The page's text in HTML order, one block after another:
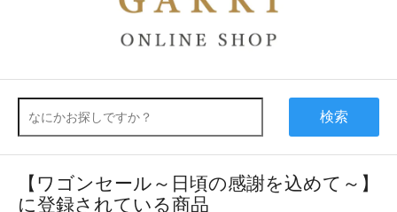
検索
【ワゴンセール～日頃の感謝を込めて～】
に登録されている商品